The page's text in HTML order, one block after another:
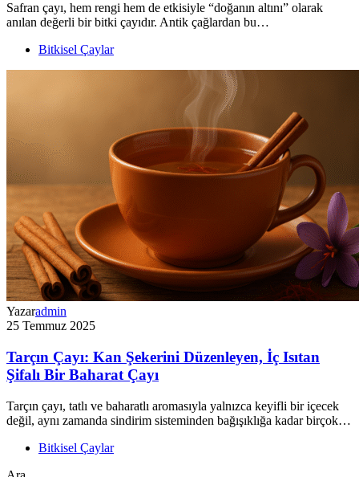
Safran çayı, hem rengi hem de etkisiyle “doğanın altını” olarak
anılan değerli bir bitki çayıdır. Antik çağlardan bu…
Bitkisel Çaylar
Yazaradmin
25 Temmuz 2025
Tarçın Çayı: Kan Şekerini Düzenleyen, İç Isıtan
Şifalı Bir Baharat Çayı
Tarçın çayı, tatlı ve baharatlı aromasıyla yalnızca keyifli bir içecek
değil, aynı zamanda sindirim sisteminden bağışıklığa kadar birçok…
Bitkisel Çaylar